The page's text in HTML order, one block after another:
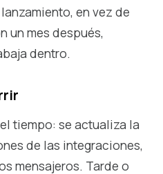
en vez de
un mes después,
dentro.
tiempo: se actualiza la
de las integraciones,
mensajeros. Tarde o